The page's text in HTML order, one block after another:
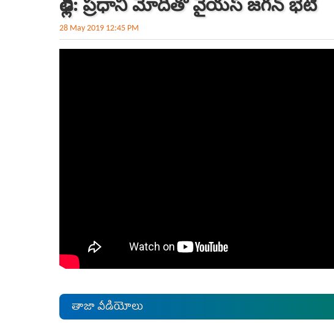
ఢిల్లీ: ప్రధాని మోదీతో వైయస్‌ జగన్‌ భేటీ
28 May 2019 12:45 PM
తాజా వీడియోలు